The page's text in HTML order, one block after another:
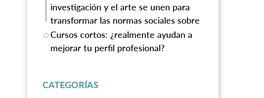
investigación y el arte se unen para
transformar las normas sociales sobre
la violencia de género
Cursos cortos: ¿realmente ayudan a
mejorar tu perfil profesional?
CATEGORÍAS